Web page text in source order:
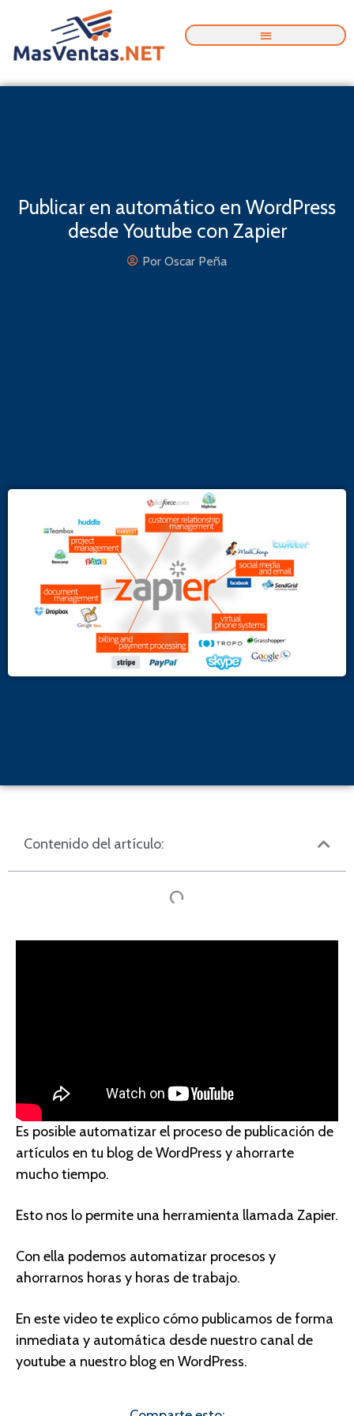
content
Publicar en automático en WordPress
desde Youtube con Zapier
Por Oscar Peña
Contenido del artículo:
Es posible automatizar el proceso de publicación de
artículos en tu blog de WordPress y ahorrarte
mucho tiempo.
Esto nos lo permite una herramienta llamada Zapier.
Con ella podemos automatizar procesos y
ahorrarnos horas y horas de trabajo.
En este video te explico cómo publicamos de forma
inmediata y automática desde nuestro canal de
youtube a nuestro blog en WordPress.